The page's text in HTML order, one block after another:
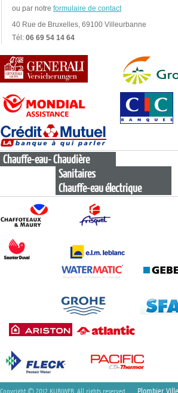
ou par notre formulaire de contact
40 Rue de Bruxelles, 69100 Villeurbanne
Tél: 06 69 54 14 64
Chauffe-eau- Chaudière
Sanitaires
Chauffe-eau électrique
Copyright © 2012 KUBIWEB . All rights reserved.